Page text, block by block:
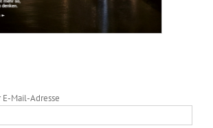
Mail-Adresse